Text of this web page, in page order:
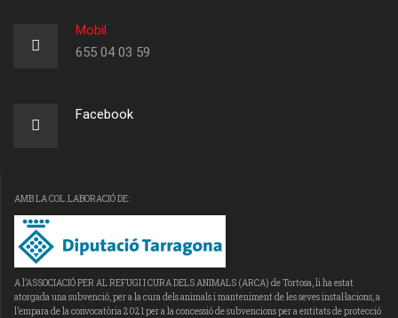
Mobil
655 04 03 59
Facebook
AMB LA COL.LABORACIÓ DE:
A l’ASSOCIACIÓ PER AL REFUGI I CURA DELS ANIMALS (ARCA) de Tortosa, li ha estat
atorgada una subvenció, per a la cura dels animals i manteniment de les seves instal·lacions, a
l’empara de la convocatòria 2021 per a la concessió de subvencions per a entitats de protecció